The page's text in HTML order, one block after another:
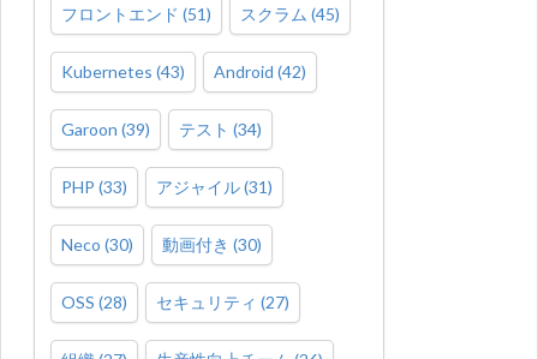
フロントエンド (51) スクラム (45)
Kubernetes (43) Android (42)
Garoon (39) テスト (34)
PHP (33) アジャイル(31)
Neco (30) 動画付き (30)
OSS (28) セキュリティ (27)